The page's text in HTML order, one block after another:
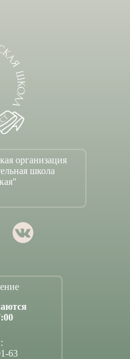
организация
школа
63